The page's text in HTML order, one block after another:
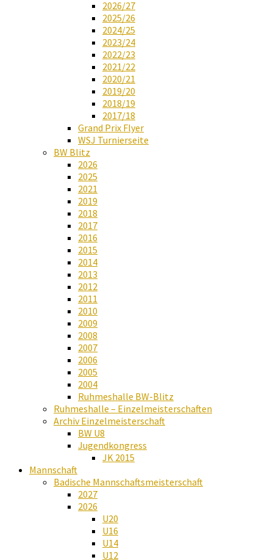
2026/27
2025/26
2024/25
2023/24
2022/23
2021/22
2020/21
2019/20
2018/19
2017/18
Grand Prix Flyer
WSJ Turnierseite
BW Blitz
2026
2025
2021
2019
2018
2017
2016
2015
2014
2013
2012
2011
2010
2009
2008
2007
2006
2005
2004
Ruhmeshalle BW-Blitz
Ruhmeshalle – Einzelmeisterschaften
Archiv Einzelmeisterschaft
BW U8
Jugendkongress
JK 2015
Mannschaft
Badische Mannschaftsmeisterschaft
2027
2026
U20
U16
U14
U12